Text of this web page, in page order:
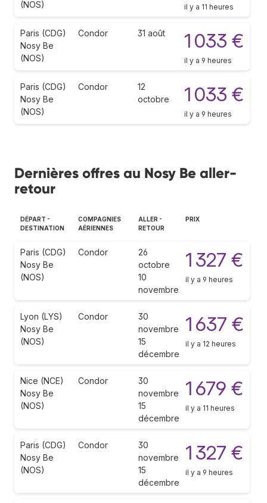
(NOS) il y a 11 heures
Paris (CDG)
Nosy Be
(NOS)
Condor 31 août 1 033 €
il y a 9 heures
Paris (CDG)
Nosy Be
(NOS)
Condor
12
octobre
1 033 €
il y a 9 heures
Dernières offres au Nosy Be aller-
retour
DÉPART -
DESTINATION
COMPAGNIES
AÉRIENNES
ALLER -
RETOUR
PRIX
Paris (CDG)
Nosy Be
(NOS)
Condor
26
octobre
10
novembre
1 327 €
il y a 9 heures
Lyon (LYS)
Nosy Be
(NOS)
Condor
30
novembre
15
décembre
1 637 €
il y a 12 heures
Nice (NCE)
Nosy Be
(NOS)
Condor
30
novembre
15
décembre
1 679 €
il y a 11 heures
Paris (CDG)
Nosy Be
(NOS)
Condor
30
novembre
15
décembre
1 327 €
il y a 9 heures